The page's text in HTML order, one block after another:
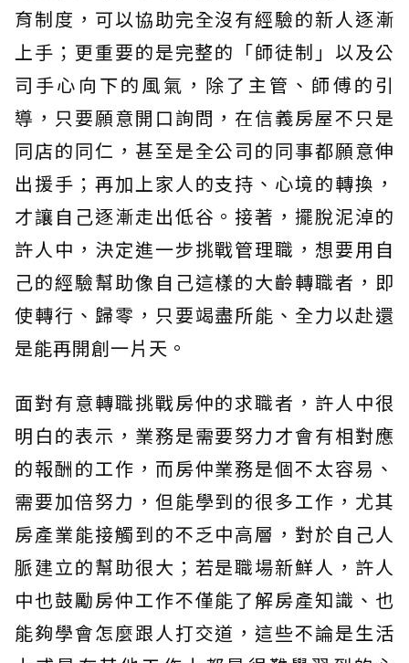
育制度，可以協助完全沒有經驗的新人逐漸
上手；更重要的是完整的「師徒制」以及公
司手心向下的風氣，除了主管、師傅的引
導，只要願意開口詢問，在信義房屋不只是
同店的同仁，甚至是全公司的同事都願意伸
出援手；再加上家人的支持、心境的轉換，
才讓自己逐漸走出低谷。接著，擺脫泥淖的
許人中，決定進一步挑戰管理職，想要用自
己的經驗幫助像自己這樣的大齡轉職者，即
使轉行、歸零，只要竭盡所能、全力以赴還
是能再開創一片天。
面對有意轉職挑戰房仲的求職者，許人中很
明白的表示，業務是需要努力才會有相對應
的報酬的工作，而房仲業務是個不太容易、
需要加倍努力，但能學到的很多工作，尤其
房產業能接觸到的不乏中高層，對於自己人
脈建立的幫助很大；若是職場新鮮人，許人
中也鼓勵房仲工作不僅能了解房產知識、也
能夠學會怎麼跟人打交道，這些不論是生活